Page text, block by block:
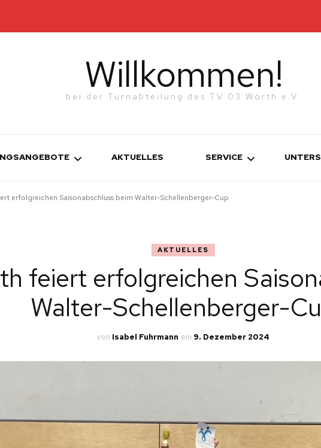
Willkommen!
bei der Turnabteilung des TV 03 Wörth e.V.
ALLG. TURNEN
ELTERNKIND-TURNEN
AKTUELLES SERVICE
erfolgreichen Saisonabschluss beim Walter-Schellenberger-Cup
AKTUELLES
feiert erfolgreichen
Walter-Schellenberger-
von Isabel Fuhrmann ein 9. Dezember 2024